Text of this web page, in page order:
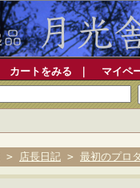
カートをみる マイペ
> 店長日記 > 最初のプロ